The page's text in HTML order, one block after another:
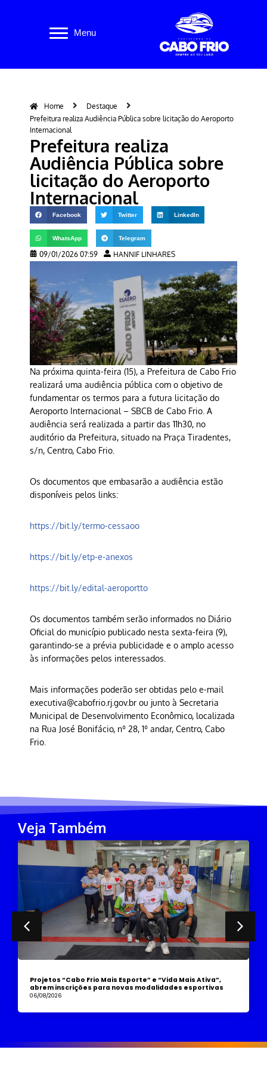
Menu
Home
Destaque
Prefeitura realiza Audiência Pública sobre licitação do Aeroporto
Internacional
Prefeitura realiza
Audiência Pública sobre
licitação do Aeroporto
Internacional
Facebook Twitter LinkedIn
WhatsApp Telegram
09/01/2026 07:59 HANNIF LINHARES
Na próxima quinta-feira (15), a Prefeitura de Cabo Frio
realizará uma audiência pública com o objetivo de
fundamentar os termos para a futura licitação do
Aeroporto Internacional – SBCB de Cabo Frio. A
audiência será realizada a partir das 11h30, no
auditório da Prefeitura, situado na Praça Tiradentes,
s/n, Centro, Cabo Frio.
Os documentos que embasarão a audiência estão
disponíveis pelos links:
https://bit.ly/termo-cessaoo
https://bit.ly/etp-e-anexos
https://bit.ly/edital-aeroportto
Os documentos também serão informados no Diário
Oficial do município publicado nesta sexta-feira (9),
garantindo-se a prévia publicidade e o amplo acesso
às informações pelos interessados.
Mais informações poderão ser obtidas pelo e-mail
executiva@cabofrio.rj.gov.br ou junto à Secretaria
Municipal de Desenvolvimento Econômico, localizada
na Rua José Bonifácio, nº 28, 1º andar, Centro, Cabo
Frio.
Veja Também
Projetos “Cabo Frio Mais Esporte” e “Vida Mais Ativa”,
abrem inscrições para novas modalidades esportivas
06/08/2026